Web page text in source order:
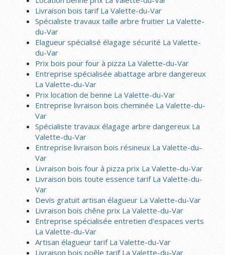
Livraison bois tarif La Valette-du-Var
Spécialiste travaux taille arbre fruitier La Valette-
du-Var
Elagueur spécialisé élagage sécurité La Valette-
du-Var
Prix bois pour four à pizza La Valette-du-Var
Entreprise spécialisée abattage arbre dangereux
La Valette-du-Var
Prix location de benne La Valette-du-Var
Entreprise livraison bois cheminée La Valette-du-
Var
Spécialiste travaux élagage arbre dangereux La
Valette-du-Var
Entreprise livraison bois résineux La Valette-du-
Var
Livraison bois four à pizza prix La Valette-du-Var
Livraison bois toute essence tarif La Valette-du-
Var
Devis gratuit artisan élagueur La Valette-du-Var
Livraison bois chêne prix La Valette-du-Var
Entreprise spécialisée entretien d'espaces verts
La Valette-du-Var
Artisan élagueur tarif La Valette-du-Var
Livraison bois poêle tarif La Valette-du-Var